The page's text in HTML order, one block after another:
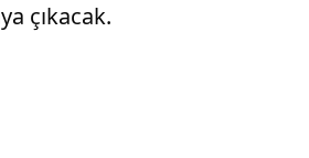
çıkacak.